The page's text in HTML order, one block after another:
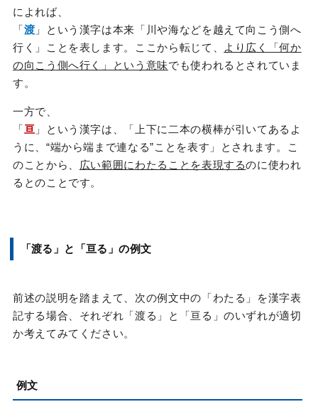
によれば、
「 渡 」という漢字は本来「川や海などを越えて向こう側へ
行く」ことを表します。ここから転じて、
より広く「何か
の向こう側へ行く」という意味でも使われるとされていま
す。
一方で、
「 亘 」という漢字は、「上下に二本の横棒が引いてあるよ
うに、“端から端まで連なる”ことを表す」とされます。こ
のことから、
広い範囲にわたることを表現するのに使われ
るとのことです。
「渡る」と「亘る」の例文
前述の説明を踏まえて、次の例文中の「わたる」を漢字表
記する場合、それぞれ「渡る」と「亘る」のいずれが適切
か考えてみてください。
例文